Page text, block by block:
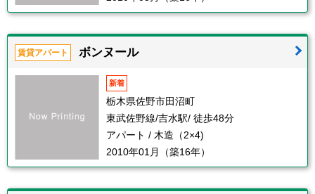
賃貸アパート ボンヌール
新着
栃木県佐野市田沼町
東武佐野線/吉水駅/ 徒歩48分
アパート / 木造（2×4)
2010年01月（築16年）